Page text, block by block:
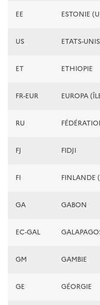
EE ESTONIE
US ETATS-
ET ETHIOPIE
FR-EUR EUROPA
RU
FJ FIDJI
FI FINLANDE
GA GABON
EC-GAL
GM GAMBIE
GE GÉORGIE